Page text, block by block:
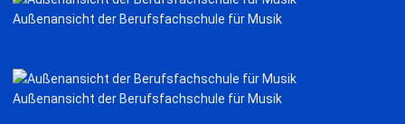
Außenansicht der Berufsfachschule für Musik
Außenansicht der Berufsfachschule für Musik